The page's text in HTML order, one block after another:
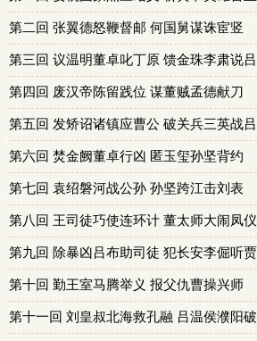
第二回 张翼德怒鞭督邮 何国舅谋诛宦竖
第三回 议温明董卓叱丁原 馈金珠李肃说
第四回 废汉帝陈留践位 谋董贼孟德献刀
第五回 发矫诏诸镇应曹公 破关兵三英战
第六回 焚金阙董卓行凶 匿玉玺孙坚背约
第七回 袁绍磐河战公孙 孙坚跨江击刘表
第八回 王司徒巧使连环计 董太师大闹凤
第九回 除暴凶吕布助司徒 犯长安李倔听
第十回 勤王室马腾举义 报父仇曹操兴师
第十一回 刘皇叔北海救孔融 吕温侯濮阳